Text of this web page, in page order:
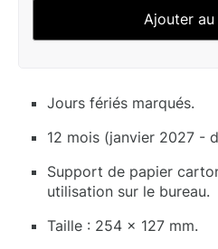
Ajouter
Jours fériés marqués.
12 mois (janvier 2027 -
Support de papier
utilisation sur le bureau.
Taille : 254 x 127 mm.